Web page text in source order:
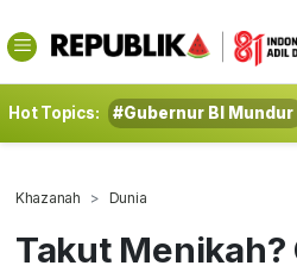
Hot Topics: #Gubernur BI Mundur
Khazanah Dunia
Takut Menikah?